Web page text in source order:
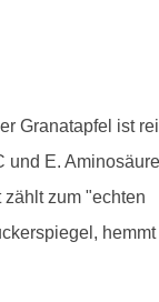
Granatapfel ist
und E.
zum "echten
hemmt